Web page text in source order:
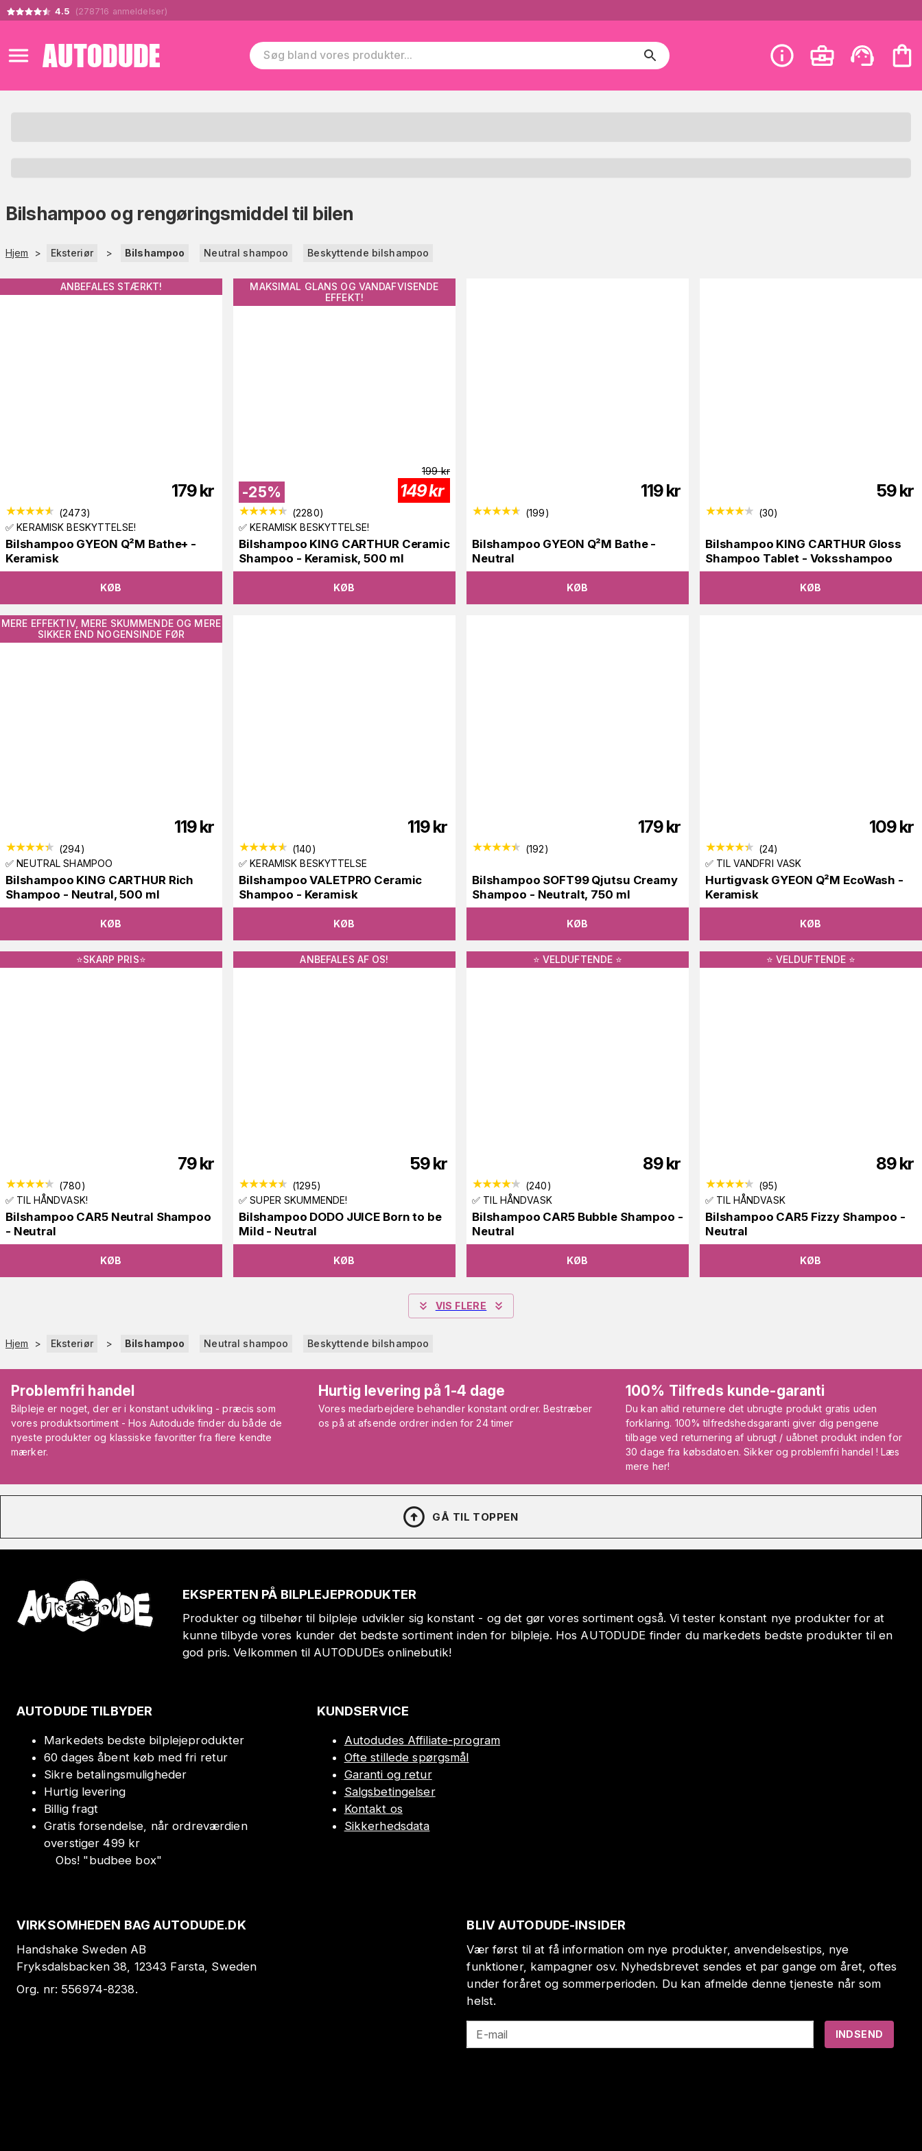
4.5 (278716 anmeldelser)
Bilshampoo og rengøringsmiddel til bilen
Hjem > Eksteriør > Bilshampoo Neutral shampoo Beskyttende bilshampoo
ANBEFALES STÆRKT!
179kr
(2473)
✅ KERAMISK BESKYTTELSE!
Bilshampoo GYEON Q²M Bathe+ -
Keramisk
KØB
MAKSIMAL GLANS OG VANDAFVISENDE
EFFEKT!
-25%
199 kr
149kr
(2280)
✅ KERAMISK BESKYTTELSE!
Bilshampoo KING CARTHUR Ceramic
Shampoo - Keramisk, 500 ml
KØB
119kr
(199)
Bilshampoo GYEON Q²M Bathe -
Neutral
KØB
59kr
(30)
Bilshampoo KING CARTHUR Gloss
Shampoo Tablet - Voksshampoo
KØB
MERE EFFEKTIV, MERE SKUMMENDE OG MERE
SIKKER END NOGENSINDE FØR
119kr
(294)
✅ NEUTRAL SHAMPOO
Bilshampoo KING CARTHUR Rich
Shampoo - Neutral, 500 ml
KØB
119kr
(140)
✅ KERAMISK BESKYTTELSE
Bilshampoo VALETPRO Ceramic
Shampoo - Keramisk
KØB
179kr
(192)
Bilshampoo SOFT99 Qjutsu Creamy
Shampoo - Neutralt, 750 ml
KØB
109kr
(24)
✅ TIL VANDFRI VASK
Hurtigvask GYEON Q²M EcoWash -
Keramisk
KØB
⭐️SKARP PRIS⭐️
79kr
(780)
✅ TIL HÅNDVASK!
Bilshampoo CAR5 Neutral Shampoo
- Neutral
KØB
ANBEFALES AF OS!
59kr
(1295)
✅ SUPER SKUMMENDE!
Bilshampoo DODO JUICE Born to be
Mild - Neutral
KØB
⭐️ VELDUFTENDE ⭐️
89kr
(240)
✅ TIL HÅNDVASK
Bilshampoo CAR5 Bubble Shampoo -
Neutral
KØB
⭐️ VELDUFTENDE ⭐️
89kr
(95)
✅ TIL HÅNDVASK
Bilshampoo CAR5 Fizzy Shampoo -
Neutral
KØB
VIS FLERE
Hjem > Eksteriør > Bilshampoo Neutral shampoo Beskyttende bilshampoo
Problemfri handel
Bilpleje er noget, der er i konstant udvikling - præcis som
vores produktsortiment - Hos Autodude finder du både de
nyeste produkter og klassiske favoritter fra flere kendte
mærker.
Hurtig levering på 1-4 dage
Vores medarbejdere behandler konstant ordrer. Bestræber
os på at afsende ordrer inden for 24 timer
100% Tilfreds kunde-garanti
Du kan altid returnere det ubrugte produkt gratis uden
forklaring. 100% tilfredshedsgaranti giver dig pengene
tilbage ved returnering af ubrugt / uåbnet produkt inden for
30 dage fra købsdatoen. Sikker og problemfri handel ! Læs
mere her!
GÅ TIL TOPPEN
EKSPERTEN PÅ BILPLEJEPRODUKTER
Produkter og tilbehør til bilpleje udvikler sig konstant - og det gør vores sortiment også. Vi tester konstant nye produkter for at
kunne tilbyde vores kunder det bedste sortiment inden for bilpleje. Hos AUTODUDE finder du markedets bedste produkter til en
god pris. Velkommen til AUTODUDEs onlinebutik!
AUTODUDE TILBYDER
Markedets bedste bilplejeprodukter
60 dages åbent køb med fri retur
Sikre betalingsmuligheder
Hurtig levering
Billig fragt
Gratis forsendelse, når ordreværdien
overstiger 499 kr
Obs! "budbee box"
KUNDSERVICE
Autodudes Affiliate-program
Ofte stillede spørgsmål
Garanti og retur
Salgsbetingelser
Kontakt os
Sikkerhedsdata
VIRKSOMHEDEN BAG AUTODUDE.DK
Handshake Sweden AB
Fryksdalsbacken 38, 12343 Farsta, Sweden
Org. nr: 556974-8238.
BLIV AUTODUDE-INSIDER
Vær først til at få information om nye produkter, anvendelsestips, nye
funktioner, kampagner osv. Nyhedsbrevet sendes et par gange om året, oftes
under foråret og sommerperioden. Du kan afmelde denne tjeneste når som
helst.
E-mail INDSEND